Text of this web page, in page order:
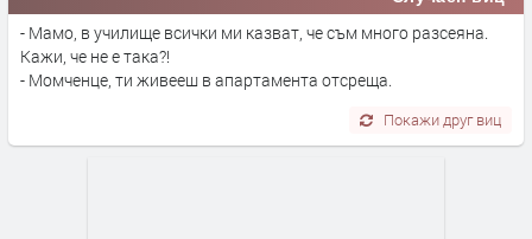
- Мамо, в училище всички ми казват, че съм много разсеяна.
Кажи, че не е така?!
- Момченце, ти живееш в апартамента отсреща.
Покажи друг виц